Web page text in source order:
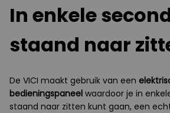
In enkele
staand naar
De VICI maakt gebruik van een
bedieningspaneel waardoor je in
staand naar zitten kunt gaan, een